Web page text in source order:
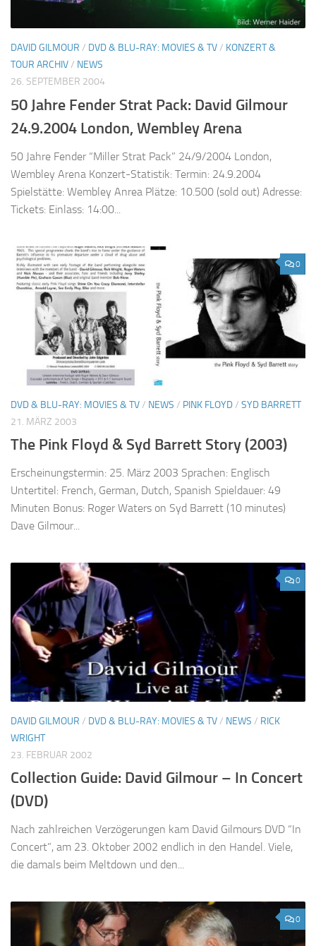
DAVID GILMOUR / DVD & BLU-RAY: MOVIES & TV/ KONZERT &
TOUR ARCHIV/ NEWS
26. SEPTEMBER 2004
50 Jahre Fender Strat Pack: David Gilmour
24.9.2004 London, Wembley Arena
50 Jahre Fender “Miller Strat Pack” 24/9/2004 London,
Wembley Arena Konzert-Statistik: Termin: 24.9.2004
Spielstätte: Wembley Anrea Plätze: 10.500 (sold out) Adresse:
Tickets: Einlass: 14:00...
0
DVD & BLU-RAY: MOVIES & TV/ NEWS / PINK FLOYD/ SYD BARRETT
21. MÄRZ 2003
The Pink Floyd & Syd Barrett Story (2003)
Erscheinungstermin: 25. März 2003 Sprachen: Englisch
Untertitel: French, German, Dutch, Spanish Spieldauer: 49
Minuten Bonus: Roger Waters on Syd Barrett (10 minutes)
Dave Gilmour...
0
DAVID GILMOUR / DVD & BLU-RAY: MOVIES & TV/ NEWS / RICK
WRIGHT
23. FEBRUAR 2002
Collection Guide: David Gilmour – In Concert
(DVD)
Nach zahlreichen Verzögerungen kam David Gilmours DVD “In
Concert”, am 23. Oktober 2002 endlich in den Handel. Viele,
die damals beim Meltdown und den...
0